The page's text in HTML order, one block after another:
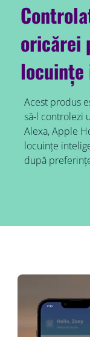
oricărei
Acest produs
să-l controlezi
Alexa, Apple
locuințe
după